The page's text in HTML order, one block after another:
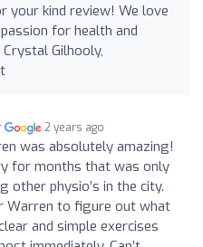
your kind review! We love
for health and
Gilhooly,
2 years ago
was absolutely amazing!
for months that was only
other physio’s in the city.
Warren to figure out what
and simple exercises